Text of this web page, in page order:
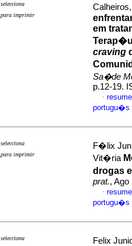
selecciona
para imprimir
em
craving
Sa�de
p.12-19.
·
portugu�s
selecciona
para imprimir
F�lix
Vit�ria
drogas
prat., Ago
·
portugu�s
selecciona
Felix